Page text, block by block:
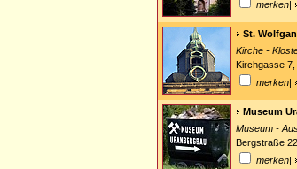
merken|
St.
Kirche -
Kirchgasse
merken|
Museum
Museum -
Bergstraße
merken|